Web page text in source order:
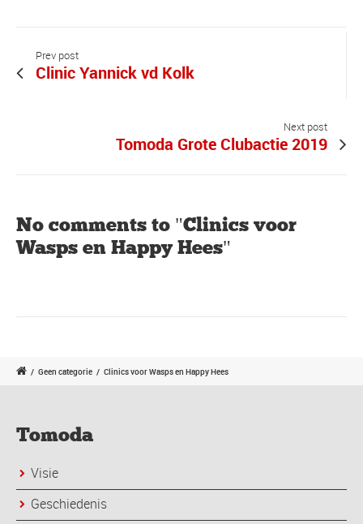
Prev post
Clinic Yannick vd Kolk
Next post
Tomoda Grote Clubactie 2019
No comments to "Clinics voor
Wasps en Happy Hees"
/ Geen categorie / Clinics voor Wasps en Happy Hees
Tomoda
Visie
Geschiedenis